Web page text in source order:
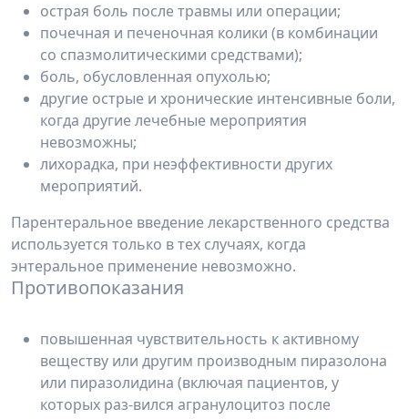
острая боль после травмы или операции;
почечная и печеночная колики (в комбинации
со спазмолитическими средствами);
боль, обусловленная опухолью;
другие острые и хронические интенсивные боли,
когда другие лечебные мероприятия
невозможны;
лихорадка, при неэффективности других
мероприятий.
Парентеральное введение лекарственного средства
используется только в тех случаях, когда
энтеральное применение невозможно.
Противопоказания
повышенная чувствительность к активному
веществу или другим производным пиразолона
или пиразолидина (включая пациентов, у
которых раз-вился агранулоцитоз после